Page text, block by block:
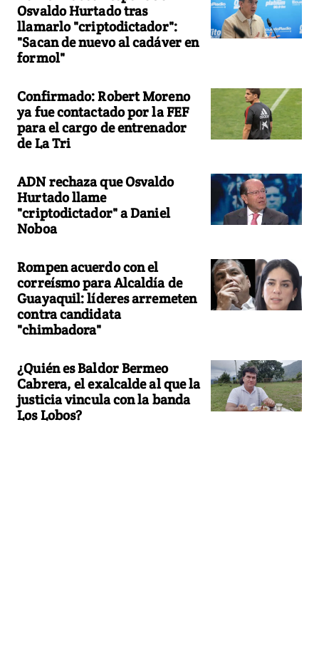
Osvaldo Hurtado tras
llamarlo "criptodictador":
"Sacan de nuevo al cadáver en
formol"
Confirmado: Robert Moreno
ya fue contactado por la FEF
para el cargo de entrenador
de La Tri
ADN rechaza que Osvaldo
Hurtado llame
"criptodictador" a Daniel
Noboa
Rompen acuerdo con el
correísmo para Alcaldía de
Guayaquil: líderes arremeten
contra candidata
"chimbadora"
¿Quién es Baldor Bermeo
Cabrera, el exalcalde al que la
justicia vincula con la banda
Los Lobos?